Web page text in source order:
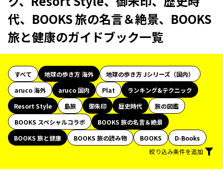
代、BOOKS 旅の名言＆絶景、BOOKS
旅と健康のガイドブック一覧
すべて 地球の歩き方 海外
地球の歩き方 Jシリーズ（国内）
aruco 海外
aruco 国内 Plat
ランキング&テクニック
Resort Style
島旅 御朱印 歴史時代
旅の図鑑
BOOKS スペシャルコラボ
BOOKS 旅の名言＆絶景
BOOKS 旅と健康
BOOKS 旅の読み物 BOOKS
D-Books
絞り込み条件を追加